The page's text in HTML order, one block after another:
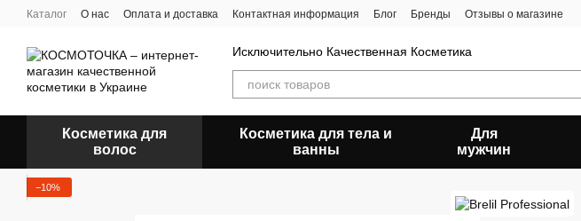
Перейти к основному контенту
Каталог О нас Оплата и доставка Контактная информация Блог Бренды Отзывы о магазине
Исключительно Качественная Косметика
Косметика для
волос
Косметика для тела и
ванны
Для
мужчин
−10%